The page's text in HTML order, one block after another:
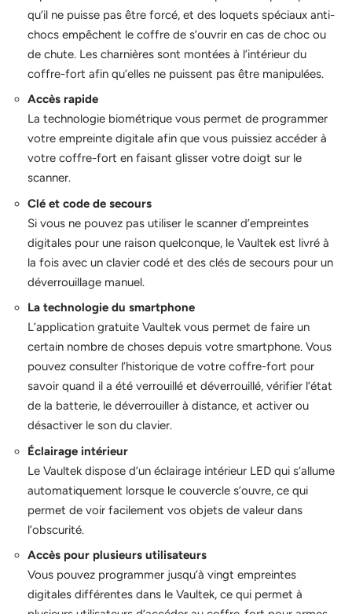
qu’il ne puisse pas être forcé, et des loquets spéciaux anti-
chocs empêchent le coffre de s’ouvrir en cas de choc ou
de chute. Les charnières sont montées à l’intérieur du
coffre-fort afin qu’elles ne puissent pas être manipulées.
Accès rapide
La technologie biométrique vous permet de programmer
votre empreinte digitale afin que vous puissiez accéder à
votre coffre-fort en faisant glisser votre doigt sur le
scanner.
Clé et code de secours
Si vous ne pouvez pas utiliser le scanner d’empreintes
digitales pour une raison quelconque, le Vaultek est livré à
la fois avec un clavier codé et des clés de secours pour un
déverrouillage manuel.
La technologie du smartphone
L’application gratuite Vaultek vous permet de faire un
certain nombre de choses depuis votre smartphone. Vous
pouvez consulter l’historique de votre coffre-fort pour
savoir quand il a été verrouillé et déverrouillé, vérifier l’état
de la batterie, le déverrouiller à distance, et activer ou
désactiver le son du clavier.
Éclairage intérieur
Le Vaultek dispose d’un éclairage intérieur LED qui s’allume
automatiquement lorsque le couvercle s’ouvre, ce qui
permet de voir facilement vos objets de valeur dans
l’obscurité.
Accès pour plusieurs utilisateurs
Vous pouvez programmer jusqu’à vingt empreintes
digitales différentes dans le Vaultek, ce qui permet à